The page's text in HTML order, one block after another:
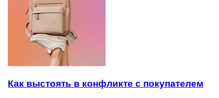
Как выстоять в конфликте с покупателем